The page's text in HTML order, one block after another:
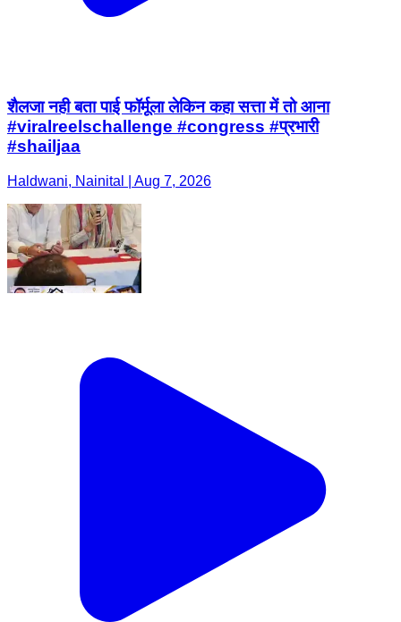
शैलजा नही बता पाई फॉर्मूला लेकिन कहा सत्ता में तो आना
#viralreelschallenge #congress #प्रभारी
#shailjaa
Haldwani, Nainital | Aug 7, 2026